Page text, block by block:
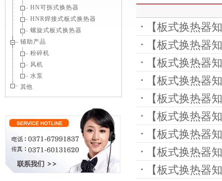
HN可拆式换热器
HNR焊接式板式换热器
螺旋式板式换热器
辅助产品
粉碎机
风机
水泵
其他
【板式换热器
【板式换热器
【板式换热器
【板式换热器
【板式换热器
型？
【板式换热器
要注意哪些？
【板式换热器
器产品
【板式换热器
哪些讲究？
【板式换热器